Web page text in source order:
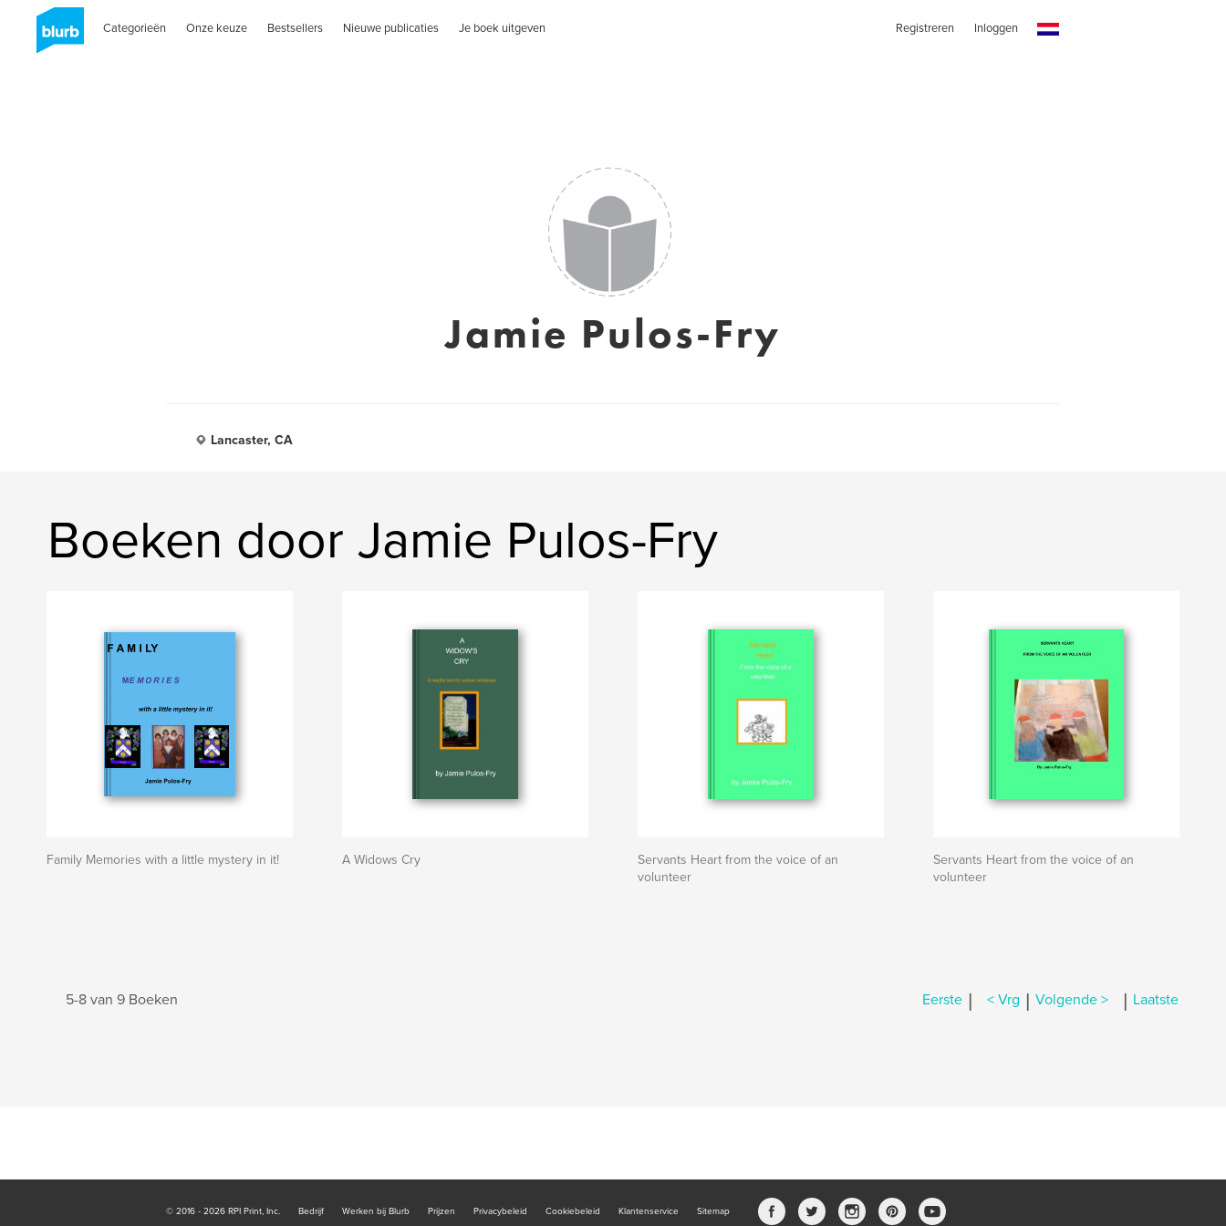
Categorieën Onze keuze Bestsellers Nieuwe publicaties Je boek uitgeven Registreren Inloggen
Jamie Pulos-Fry
Lancaster, CA
Boeken door Jamie Pulos-Fry
Family Memories with a little mystery in it! A Widows Cry
Servants Heart from the voice of an
volunteer
Servants Heart from the voice of an
volunteer
5-8 van 9 Boeken Eerste | < Vrg | Volgende > | Laatste
© 2016 - 2026 RPI Print, Inc. Bedrijf Werken bij Blurb Prijzen Privacybeleid Cookiebeleid Klantenservice Sitemap